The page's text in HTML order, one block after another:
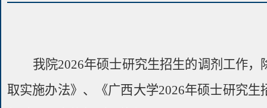
我院2026年硕士研究生招生的调剂工作
取实施办法》、《广西大学2026年硕士研究生